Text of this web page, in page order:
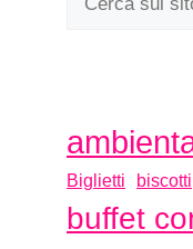
Biglietti biscotti
buffet